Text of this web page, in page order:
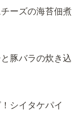
ーズの海苔佃煮
豚バラの炊き込
シイタケパイ